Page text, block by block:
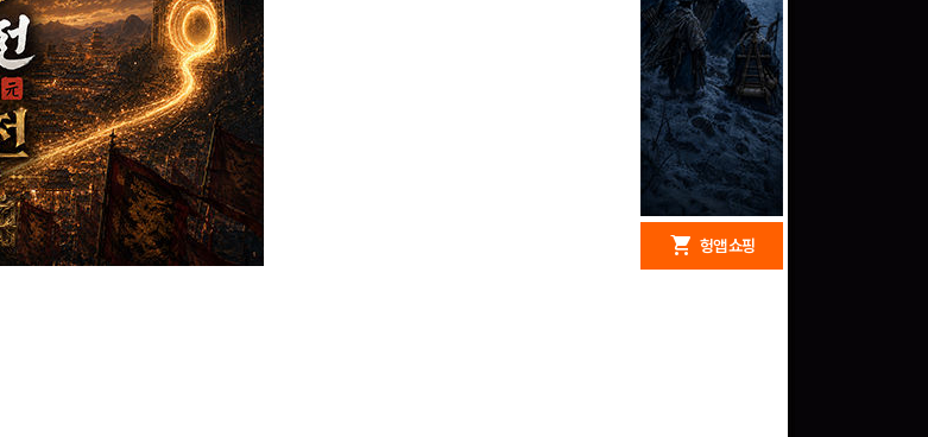
shopping_cart 헝앱 쇼핑